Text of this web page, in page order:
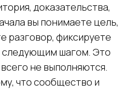
доказательства,
вы понимаете цель,
разговор, фиксируете
следующим шагом. Это
не выполняются.
что сообщество и